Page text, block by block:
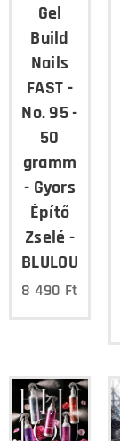
Gel
Build
Nails
FAST -
No. 95 -
50
gramm
- Gyors
Építő
Zselé -
BLULOU
8 490 Ft